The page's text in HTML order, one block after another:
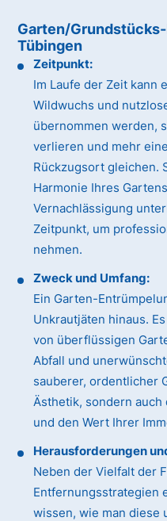
Garten/
Tübingen
Zeitpunkt:
Im Laufe der Zeit kann
Wildwuchs und
übernommen werden,
verlieren und mehr
Rückzugsort gleichen.
Harmonie Ihres
Vernachlässigung
Zeitpunkt, um
nehmen.
Zweck und Umfang:
Ein Garten-
Unkrautjäten hinaus.
von überflüssigen
Abfall und
sauberer, ordentlicher
Ästhetik, sondern auch
und den Wert Ihrer
Herausforderungen
Neben der Vielfalt der
Entfernungsstrategien
wissen, wie man diese